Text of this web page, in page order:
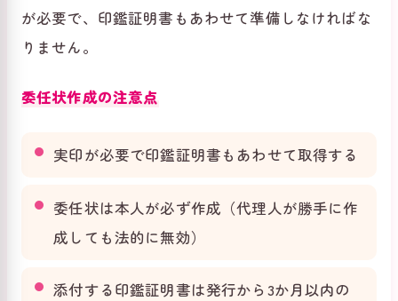
が必要で、印鑑証明書もあわせて準備しなければな
りません。
委任状作成の注意点
実印が必要で印鑑証明書もあわせて取得する
委任状は本人が必ず作成（代理人が勝手に作
成しても法的に無効）
添付する印鑑証明書は発行から3か月以内の